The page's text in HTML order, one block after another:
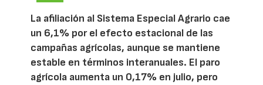
La afiliación al Sistema Especial Agrario cae
un 6,1% por el efecto estacional de las
campañas agrícolas, aunque se mantiene
estable en términos interanuales. El paro
agrícola aumenta un 0,17% en julio, pero